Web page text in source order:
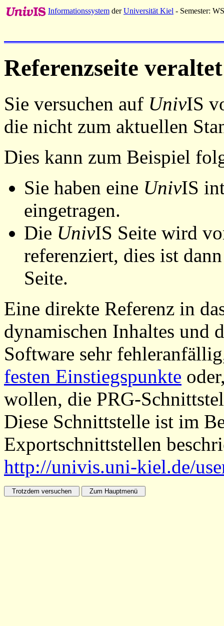
Informationssystem derUniversität Kiel - Semester:
Referenzseite veraltet
Sie versuchen auf UnivIS
die nicht zum aktuellen
Dies kann zum Beispiel
Sie haben eine UnivIS
eingetragen.
Die UnivIS Seite wird
referenziert, dies ist
Seite.
Eine direkte Referenz in
dynamischen Inhaltes und
Software sehr
festen Einstiegspunkte
wollen, die PRG-
Diese Schnittstelle ist im
Exportschnittstellen
http://univis.uni-kiel.de/